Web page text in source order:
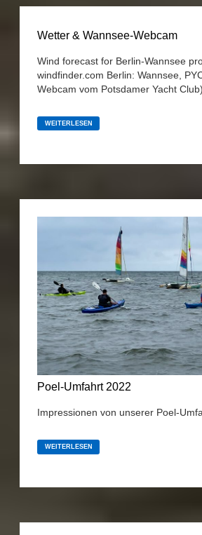
Wetter & Wannsee-Webcam
Wind forecast for Berlin-Wannsee
windfinder.com Berlin: Wannsee,
Webcam vom Potsdamer Yacht Club)
WETTER
&
WEITERLESEN
Poel-Umfahrt 2022
Impressionen von unserer Poel-
POEL-
UMFAHRT
WEITERLESEN